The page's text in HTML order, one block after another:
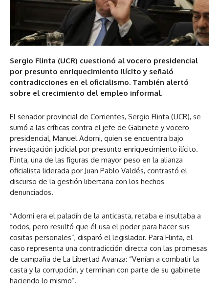
Sergio Flinta (UCR) cuestionó al vocero presidencial
por presunto enriquecimiento ilícito y señaló
contradicciones en el oficialismo. También alertó
sobre el crecimiento del empleo informal.
El senador provincial de Corrientes, Sergio Flinta (UCR), se
sumó a las críticas contra el jefe de Gabinete y vocero
presidencial, Manuel Adorni, quien se encuentra bajo
investigación judicial por presunto enriquecimiento ilícito.
Flinta, una de las figuras de mayor peso en la alianza
oficialista liderada por Juan Pablo Valdés, contrastó el
discurso de la gestión libertaria con los hechos
denunciados.
“Adorni era el paladín de la anticasta, retaba e insultaba a
todos, pero resultó que él usa el poder para hacer sus
cositas personales”, disparó el legislador. Para Flinta, el
caso representa una contradicción directa con las promesas
de campaña de La Libertad Avanza: “Venían a combatir la
casta y la corrupción, y terminan con parte de su gabinete
haciendo lo mismo”.